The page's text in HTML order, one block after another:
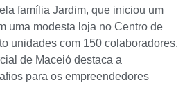
família Jardim, que iniciou um
uma modesta loja no Centro de
unidades com 150 colaboradores.
de Maceió destaca a
para os empreendedores